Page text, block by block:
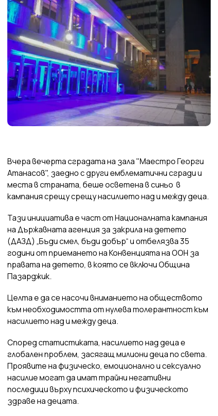
Вчера вечерта сградата на зала "Маестро Георги
Атанасов", заедно с други емблематични сгради и
места в страната, беше осветена в синьо в
кампания срещу срещу насилието над и между деца.
Тази инициатива е част от Националната кампания
на Държавната агенция за закрила на детето
(ДАЗД) „Бъди смел, бъди добър“ и отбелязва 35
години от приемането на Конвенцията на ООН за
правата на детето, в която се включи Община
Пазарджик.
Целта е да се насочи вниманието на обществото
към необходимостта от нулева толерантност към
насилието над и между деца.
Според статистиката, насилието над деца е
глобален проблем, засягащ милиони деца по света.
Проявите на физическо, емоционално и сексуално
насилие могат да имат трайни негативни
последици върху психическото и физическото
здраве на децата.